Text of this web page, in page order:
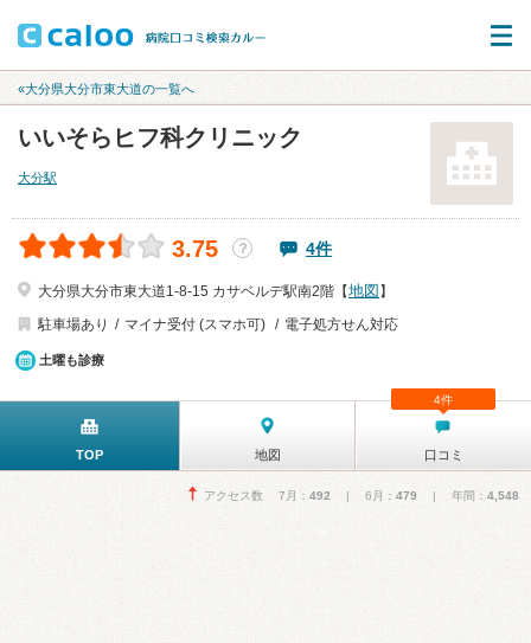
«大分県大分市東大道の一覧へ
いいそらヒフ科クリニック
大分駅
3.75 ？ 4件
大分県大分市東大道1-8-15 カサベルデ駅南2階【地図 】
駐車場あり
マイナ受付 (スマホ可) 電子処方せん対応
土曜も診療
TOP 地図 口コミ
4件
アクセス数 7月： 492 | 6月： 479 | 年間： 4,548